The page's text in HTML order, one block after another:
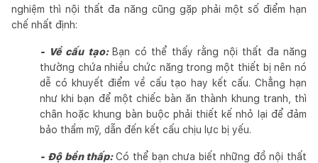
nghiệm thì nội thất đa năng cũng gặp phải một số điểm hạn
chế nhất định:
- Về cấu tạo: Bạn có thể thấy rằng nội thất đa năng
thường chứa nhiều chức năng trong một thiết bị nên nó
dễ có khuyết điểm về cấu tạo hay kết cấu. Chẳng hạn
như khi bạn để một chiếc bàn ăn thành khung tranh, thì
chân hoặc khung bàn buộc phải thiết kế nhỏ lại để đảm
bảo thẩm mỹ, dẫn đến kết cấu chịu lực bị yếu.
- Độ bền thấp: Có thể bạn chưa biết những đồ nội thất